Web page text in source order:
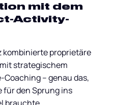
mit dem
Activity-
kombinierte proprietäre
strategischem
– genau das,
für den Sprung ins